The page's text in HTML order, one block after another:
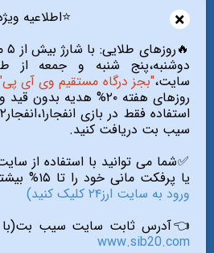
×
⭐️اطلاعیه
دوشنبه،پنج شنبه و جمعه از
سایت،"بجز درگاه مستقیم وی آی
روزهای هفته ۲۰% هدیه
سیب بت دریافت کنید.
✅شما می توانید با استفاده از
یا پرفکت مانی خود را تا ۱۵% بیشتر از بازار بفروشید.
ورود به سایت ارز۲۴ کلیک کنید)
👈آدرس ثابت سایت سیب بت(با
www.sib20.com